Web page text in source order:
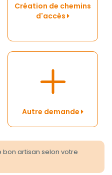
Création de chemins
d'accès
Autre demande
bon artisan selon votre